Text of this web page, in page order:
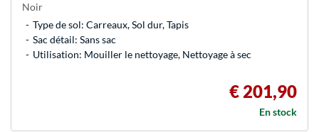
Noir
Type de sol: Carreaux, Sol dur, Tapis
Sac détail: Sans sac
Utilisation: Mouiller le nettoyage, Nettoyage à sec
€ 201,90
En stock